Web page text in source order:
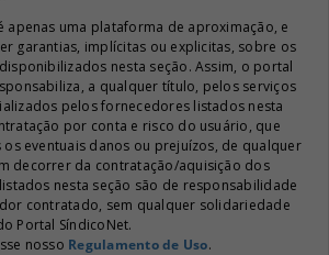
apenas uma plataforma de aproximação, e
garantias, implícitas ou explicitas, sobre os
nesta seção. Assim, o portal
a qualquer título, pelos serviços
pelos fornecedores listados nesta
por conta e risco do usuário, que
eventuais danos ou prejuízos, de qualquer
decorrer da contratação/aquisição dos
nesta seção são de responsabilidade
contratado, sem qualquer solidariedade
Portal SíndicoNet.
nosso Regulamento de Uso.